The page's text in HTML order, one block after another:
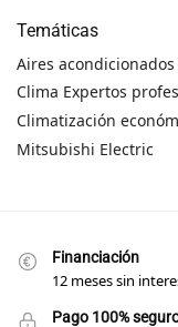
Temáticas
Aires
Clima Expertos
Climatización
Mitsubishi Electric
Financiación
12 meses sin
Pago 100%